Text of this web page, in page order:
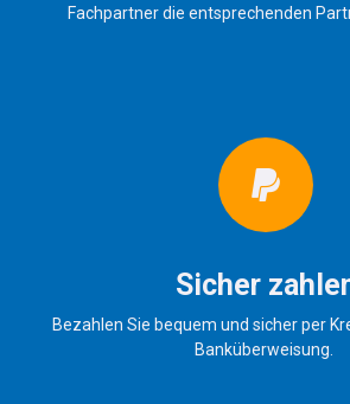
Fachpartner die entsprechenden
Sicher
Bezahlen Sie bequem und sicher per
Banküberweisung.